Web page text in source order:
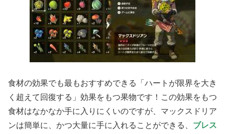
食材の効果でも最もおすすめできる「ハートが限界を大き
く超えて回復する」効果をもつ果物です！この効果をもつ
食材はなかなか手に入りにくいのですが、マックスドリア
ンは簡単に、かつ大量に手に入れることができる、 ブレス